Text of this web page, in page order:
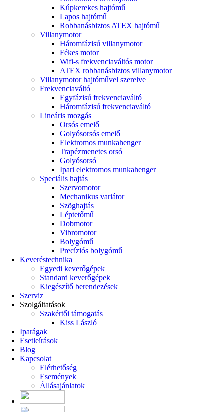
Kúpkerekes hajtómű
Lapos hajtómű
Robbanásbiztos ATEX hajtómű
Villanymotor
Háromfázisú villanymotor
Fékes motor
Wifi-s frekvenciaváltós motor
ATEX robbanásbiztos villanymotor
Villanymotor hajtóművel szerelve
Frekvenciaváltó
Egyfázisú frekvenciaváltó
Háromfázisú frekvenciaváltó
Lineáris mozgás
Orsós emelő
Golyósorsós emelő
Elektromos munkahenger
Trapézmenetes orsó
Golyósorsó
Ipari elektromos munkahenger
Speciális hajtás
Szervomotor
Mechanikus variátor
Szöghajtás
Léptetőmű
Dobmotor
Vibromotor
Bolygómű
Precíziós bolygómű
Keveréstechnika
Egyedi keverőgépek
Standard keverőgépek
Kiegészítő berendezések
Szerviz
Szolgáltatások
Szakértői támogatás
Kiss László
Iparágak
Esetleírások
Blog
Kapcsolat
Elérhetőség
Események
Állásajánlatok